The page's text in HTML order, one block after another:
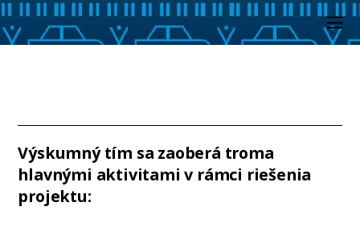
Výskumný tím sa zaoberá troma
hlavnými aktivitami v rámci riešenia
projektu: